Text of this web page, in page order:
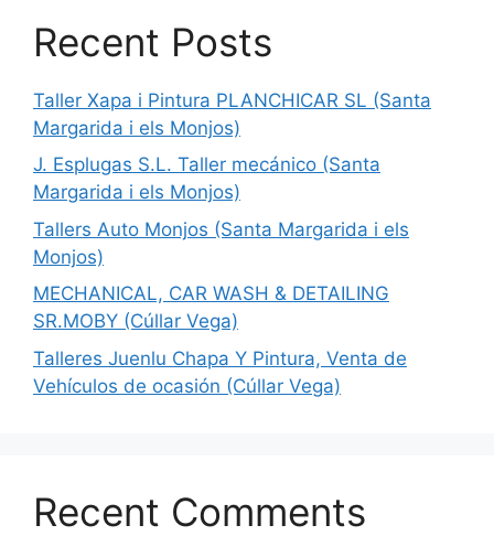
Recent Posts
Taller Xapa i Pintura PLANCHICAR SL (Santa
Margarida i els Monjos)
J. Esplugas S.L. Taller mecánico (Santa
Margarida i els Monjos)
Tallers Auto Monjos (Santa Margarida i els
Monjos)
MECHANICAL, CAR WASH & DETAILING
SR.MOBY (Cúllar Vega)
Talleres Juenlu Chapa Y Pintura, Venta de
Vehículos de ocasión (Cúllar Vega)
Recent Comments